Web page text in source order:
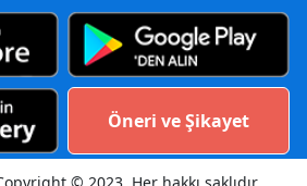
Öneri ve Şikayet